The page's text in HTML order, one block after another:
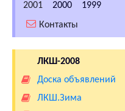
2001
2000
1999
Контакты
ЛКШ-2008
Доска объявлений
ЛКШ.Зима